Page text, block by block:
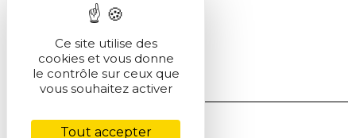
Ce site utilise des
cookies et vous donne
le contrôle sur ceux que
vous souhaitez activer
Tout accepter